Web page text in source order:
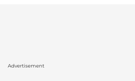
Advertisement